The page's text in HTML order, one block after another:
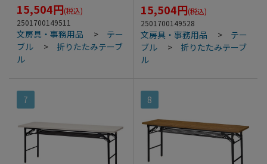
15,504円(税込)
2501700149511
文房具・事務用品 > テー
ブル
> 折りたたみテーブ
ル
15,504円(税込)
2501700149528
文房具・事務用品 > テー
ブル
> 折りたたみテーブ
ル
7 8